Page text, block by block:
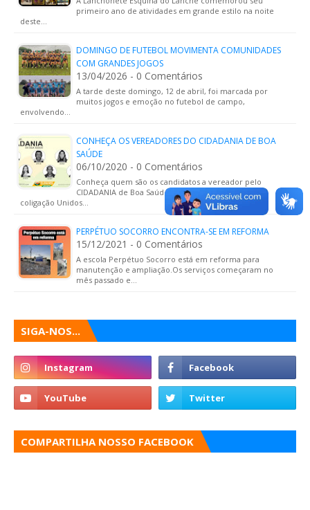
primeiro ano de atividades em grande estilo na noite
deste…
DOMINGO DE FUTEBOL MOVIMENTA COMUNIDADES
COM GRANDES JOGOS
13/04/2026 - 0 Comentários
A tarde deste domingo, 12 de abril, foi marcada por
muitos jogos e emoção no futebol de campo,
envolvendo…
CONHEÇA OS VEREADORES DO CIDADANIA DE BOA
SAÚDE
06/10/2020 - 0 Comentários
Conheça quem são os candidatos a vereador pelo
CIDADANIA de Boa Saúde.O CIDADANIA compõe a
coligação Unidos…
PERPÉTUO SOCORRO ENCONTRA-SE EM REFORMA
15/12/2021 - 0 Comentários
A escola Perpétuo Socorro está em reforma para
manutenção e ampliação.Os serviços começaram no
mês passado e…
SIGA-NOS...
COMPARTILHA NOSSO FACEBOOK